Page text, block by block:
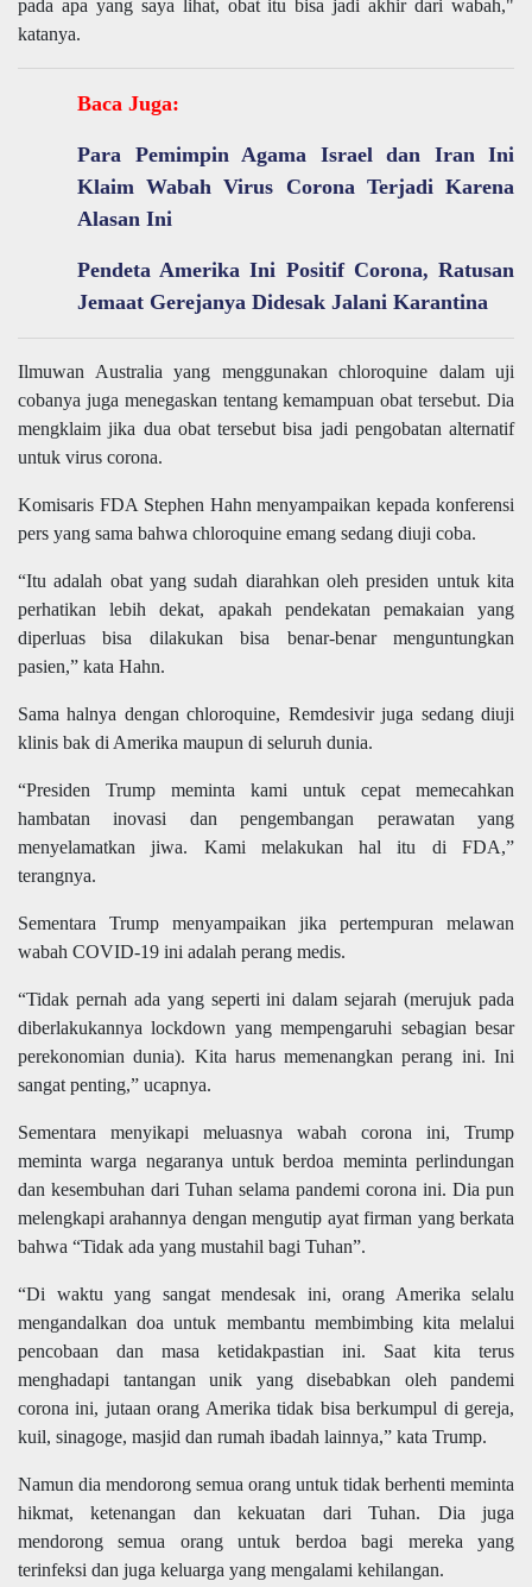
pada apa yang saya lihat, obat itu bisa jadi akhir dari wabah,"
katanya.
Baca Juga:
Para Pemimpin Agama Israel dan Iran Ini
Klaim Wabah Virus Corona Terjadi Karena
Alasan Ini
Pendeta Amerika Ini Positif Corona, Ratusan
Jemaat Gerejanya Didesak Jalani Karantina
Ilmuwan Australia yang menggunakan chloroquine dalam uji
cobanya juga menegaskan tentang kemampuan obat tersebut. Dia
mengklaim jika dua obat tersebut bisa jadi pengobatan alternatif
untuk virus corona.
Komisaris FDA Stephen Hahn menyampaikan kepada konferensi
pers yang sama bahwa chloroquine emang sedang diuji coba.
“Itu adalah obat yang sudah diarahkan oleh presiden untuk kita
perhatikan lebih dekat, apakah pendekatan pemakaian yang
diperluas bisa dilakukan bisa benar-benar menguntungkan
pasien,” kata Hahn.
Sama halnya dengan chloroquine, Remdesivir juga sedang diuji
klinis bak di Amerika maupun di seluruh dunia.
“Presiden Trump meminta kami untuk cepat memecahkan
hambatan inovasi dan pengembangan perawatan yang
menyelamatkan jiwa. Kami melakukan hal itu di FDA,”
terangnya.
Sementara Trump menyampaikan jika pertempuran melawan
wabah COVID-19 ini adalah perang medis.
“Tidak pernah ada yang seperti ini dalam sejarah (merujuk pada
diberlakukannya lockdown yang mempengaruhi sebagian besar
perekonomian dunia). Kita harus memenangkan perang ini. Ini
sangat penting,” ucapnya.
Sementara menyikapi meluasnya wabah corona ini, Trump
meminta warga negaranya untuk berdoa meminta perlindungan
dan kesembuhan dari Tuhan selama pandemi corona ini. Dia pun
melengkapi arahannya dengan mengutip ayat firman yang berkata
bahwa “Tidak ada yang mustahil bagi Tuhan”.
“Di waktu yang sangat mendesak ini, orang Amerika selalu
mengandalkan doa untuk membantu membimbing kita melalui
pencobaan dan masa ketidakpastian ini. Saat kita terus
menghadapi tantangan unik yang disebabkan oleh pandemi
corona ini, jutaan orang Amerika tidak bisa berkumpul di gereja,
kuil, sinagoge, masjid dan rumah ibadah lainnya,” kata Trump.
Namun dia mendorong semua orang untuk tidak berhenti meminta
hikmat, ketenangan dan kekuatan dari Tuhan. Dia juga
mendorong semua orang untuk berdoa bagi mereka yang
terinfeksi dan juga keluarga yang mengalami kehilangan.